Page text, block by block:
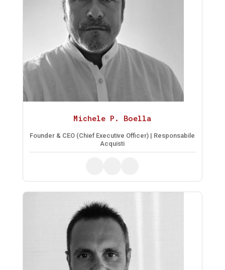
Michele P. Boella
Founder & CEO (Chief Executive Officer) | Responsabile
Acquisti